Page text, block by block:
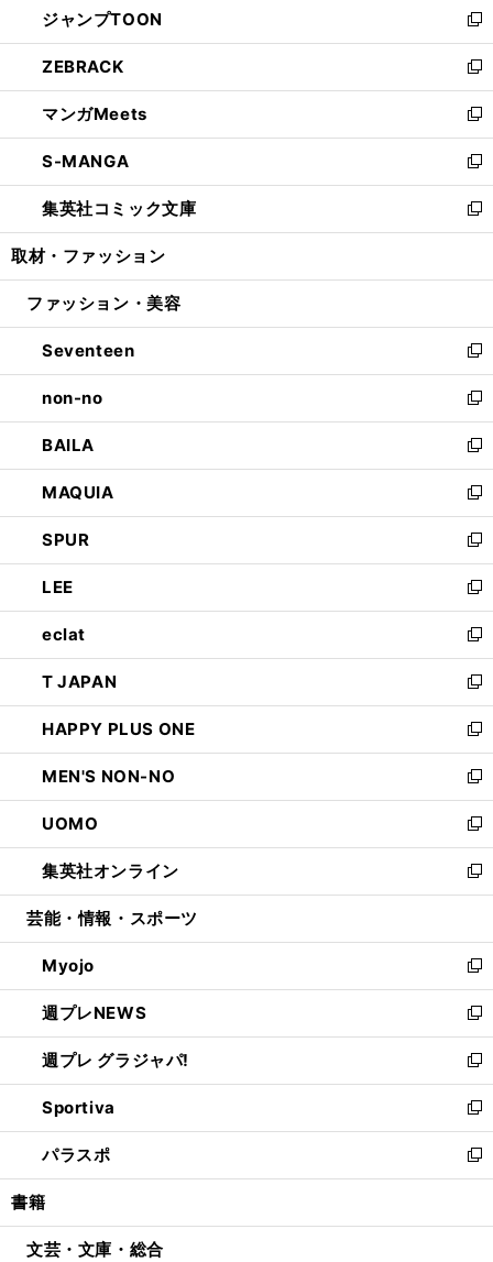
く
で
開
く
ド
ウ
で
開
く
ィ
ン
ド
ウ
で
開
く
い
ウ
ィ
ン
ド
ウ
で
開
く
ジャンプTOON
新
し
い
ウ
ィ
ン
ド
ウ
で
開
ZEBRACK
新
し
い
ウ
ィ
ン
ド
ウ
開
マンガMeets
新
し
い
ウ
ィ
ン
ウ
開
く
S-MANGA
新
し
い
ウ
ン
ウ
で
開
く
集英社コミック文庫
新
し
ウ
ン
ド
ウ
で
開
く
取材・ファッション
ファッション・美容
Seventeen
新
し
い
ウ
ィ
ン
ド
ウ
で
開
く
non-no
新
し
い
ウ
ィ
ン
ド
ウ
で
開
く
BAILA
新
し
い
ウ
ィ
ン
ド
ウ
で
開
く
MAQUIA
新
し
い
ウ
ィ
ン
ド
ウ
で
開
く
SPUR
新
し
い
ウ
ィ
ン
ド
ウ
で
開
く
LEE
新
し
い
ウ
ィ
ン
ド
ウ
で
開
く
eclat
新
し
い
ウ
ィ
ン
ド
ウ
で
開
く
T JAPAN
新
し
い
ウ
ィ
ン
ド
ウ
で
開
HAPPY PLUS ONE
新
し
い
ウ
ィ
ン
ド
ウ
開
く
MEN'S NON-NO
新
し
い
ウ
ィ
ン
ウ
で
開
く
UOMO
新
し
い
ウ
ン
ド
ウ
で
開
く
集英社オンライン
新
し
ウ
ィ
ン
ド
ウ
で
開
く
芸能・情報・スポーツ
Myojo
新
し
い
ウ
ィ
ン
ド
ウ
で
開
週プレNEWS
新
し
い
ウ
ィ
ン
ド
ウ
開
週プレ グラジャパ!
新
し
い
ウ
ィ
ン
ウ
Sportiva
新
し
い
ウ
ン
パラスポ
新
し
ウ
書籍
文芸・文庫・総合